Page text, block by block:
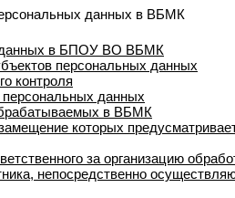
данных в ВБМК
данных в БПОУ ВО ВБМК
персональных данных
контроля
данных
в ВБМК
которых
за организацию
непосредственно